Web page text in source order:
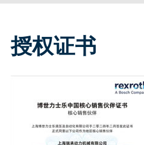
授权证书